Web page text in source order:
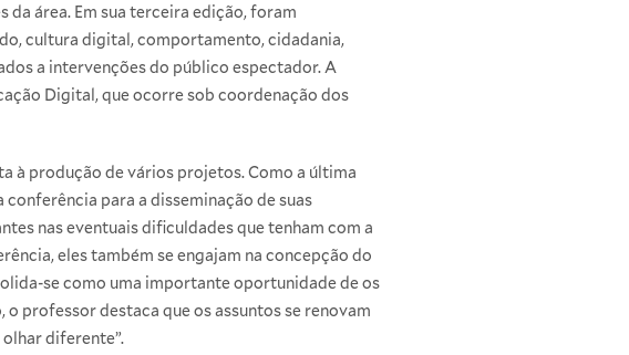
área. Em sua terceira edição, foram
cultura digital, comportamento, cidadania,
a intervenções do público espectador. A
Digital, que ocorre sob coordenação dos
à produção de vários projetos. Como a última
para a disseminação de suas
nas eventuais dificuldades que tenham com a
eles também se engajam na concepção do
se como uma importante oportunidade de os
professor destaca que os assuntos se renovam
olhar diferente”.